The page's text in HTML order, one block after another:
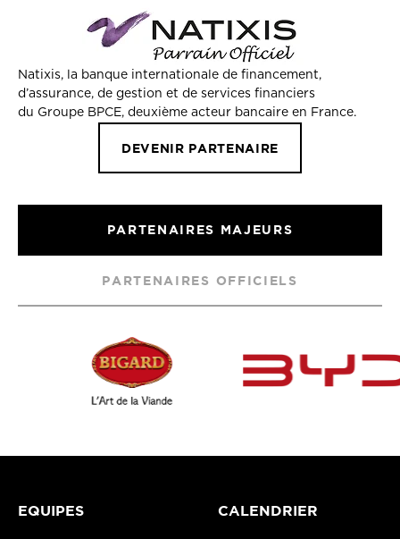
Natixis, la banque internationale de financement,
d’assurance, de gestion et de services financiers
du Groupe BPCE, deuxième acteur bancaire en France.
DEVENIR PARTENAIRE
PARTENAIRES MAJEURS
PARTENAIRES OFFICIELS
EQUIPES CALENDRIER